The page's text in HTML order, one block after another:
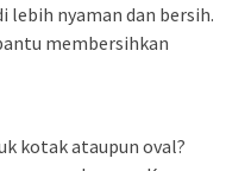
nyaman dan bersih.
membersihkan
kotak ataupun oval?